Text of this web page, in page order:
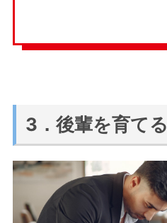
3．後輩を育てる